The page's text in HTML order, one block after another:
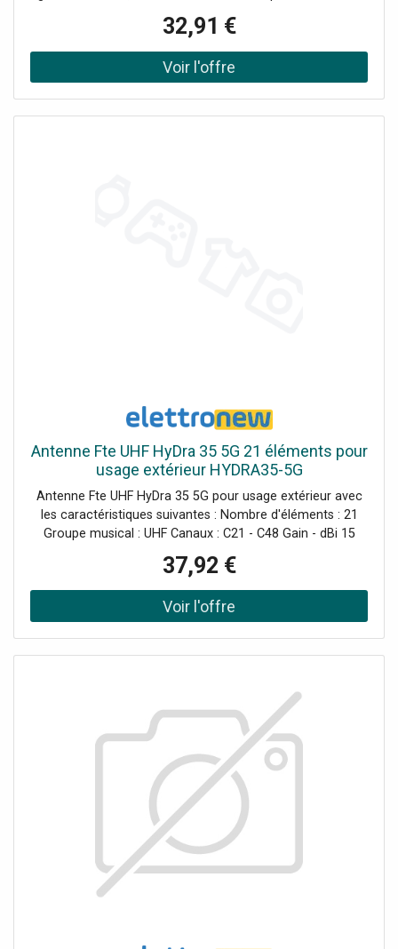
connexion rapide sur une glissière déjà présente sur le
berceau ; l'assemblage se fait sans aucun outilUn soin
particulier est apporté au choix des matériaux pour
obtenir une plus grande robustesse.Gain élevé, excellente
adaptation d'impédance et excellente directivité.Support
32,91 €
Antenne Fte UHF HyDra 35 5G 21 éléments pour
usage extérieur HYDRA35-5G
Antenne Fte UHF HyDra 35 5G pour usage extérieur avec
les caractéristiques suivantes : Nombre d'éléments : 21
Groupe musical : UHF Canaux : C21 - C48 Gain - dBi 15
(H/V)-° 35 / 40 Résistance au vent 120 km/h (720 N/m2) -
N 97 Type de connecteur F Impédance - Ohm 75
Polarisation horizontale et verticale Oui Diamètre fixation
mât - mm 28 ÷ 60 Dimensions ( L x H x P) - mm 570 x 520
Accessoires inclus connecteur F plus capuchon de
protection Avec Filtre 5G à trois supports disposés en
arête de poisson ; supporte 21 éléments avec gain de 15
dBi, rapport A/D de 24 dB. Antenne hautement directive,
optimale pour la réception des signaux TNT.
37,92 €